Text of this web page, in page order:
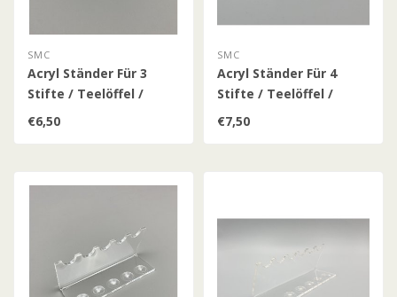
SMC
Acryl Ständer Für 3
Stifte / Teelöffel /
Patronenhülsen /
€6,50
SMC
Acryl Ständer Für 4
Stifte / Teelöffel /
Patronenhülsen (Klein)
€7,50